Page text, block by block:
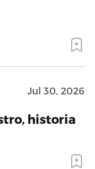
Jul 30, 2026
historia